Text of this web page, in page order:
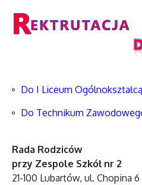
Do I Liceum
Do Technikum
Rada Rodziców
przy Zespole Szkół nr 2
21-100 Lubartów, ul. Chopina 6